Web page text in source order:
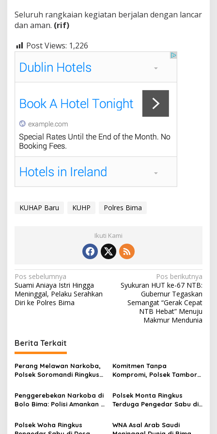
Seluruh rangkaian kegiatan berjalan dengan lancar
dan aman. (rif)
Post Views: 1,226
KUHAP Baru KUHP Polres Bima
Ikuti Kami
N
a
v
a
s
i
o
Pos sebelumnya
Suami Aniaya Istri Hingga
Meninggal, Pelaku Serahkan
Diri ke Polres Bima
Pos berikutnya
Syukuran HUT ke-67 NTB:
Gubernur Tegaskan
Semangat “Gerak Cepat
NTB Hebat” Menuju
Makmur Mendunia
Berita Terkait
Perang Melawan Narkoba,
Polsek Soromandi Ringkus
Poket Sabu
Komitmen Tanpa
Kompromi, Polsek Tambora
4 Orang Ditangkap, 54
Poket Sabu Disita
Penggerebekan Narkoba di
Bolo Bima: Polisi Amankan 4
Polsek Monta Ringkus
Terduga Pengedar Sabu di
Bukti Disita
Polsek Woha Ringkus
WNA Asal Arab Saudi